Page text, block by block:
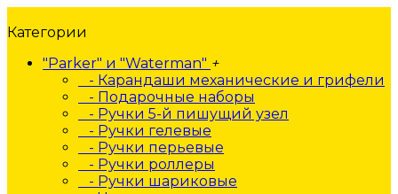
Категории
"Parker" и "Waterman" +
- Карандаши механические и грифели
- Подарочные наборы
- Ручки 5-й пишущий узел
- Ручки гелевые
- Ручки перьевые
- Ручки роллеры
- Ручки шариковые